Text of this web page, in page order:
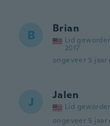
B Brian
Lid
2017
ongeveer 5 jaar
J Jalen
Lid
ongeveer 5 jaar